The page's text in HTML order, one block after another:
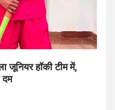
जूनियर हॉकी टीम में,
दम